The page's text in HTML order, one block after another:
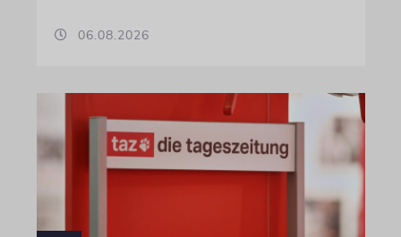
06.08.2026